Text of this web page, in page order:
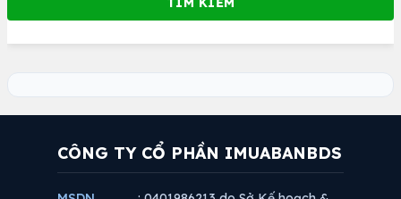
CÔNG TY CỔ PHẦN IMUABANBDS